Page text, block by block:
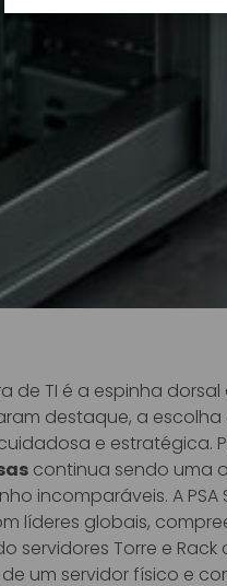
de TI é a espinha
destaque, a escolha
e estratégica.
continua sendo uma
incomparáveis. A PSA
líderes globais,
servidores Torre e
um servidor físico e